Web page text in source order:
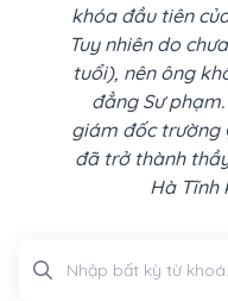
khóa đầu tiên
Tuy nhiên do
tuổi), nên ông
đẳng Sư
giám đốc trường
đã trở thành
Hà Tĩnh